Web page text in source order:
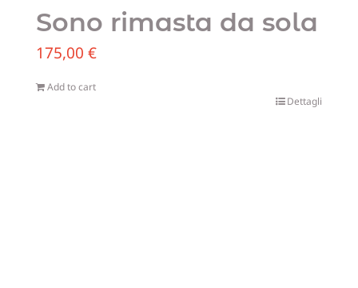
Sono rimasta da sola
175,00 €
Add to cart
Dettagli